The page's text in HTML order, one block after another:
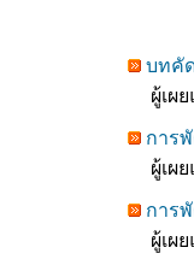
บทคั
ผู้เผย
การ
ผู้เผย
การ
ผู้เผย